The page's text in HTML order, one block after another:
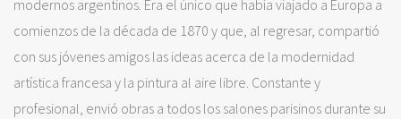
modernos argentinos. Era el único que había viajado a Europa a
comienzos de la década de 1870 y que, al regresar, compartió
con sus jóvenes amigos las ideas acerca de la modernidad
artística francesa y la pintura al aire libre. Constante y
profesional, envió obras a todos los salones parisinos durante su